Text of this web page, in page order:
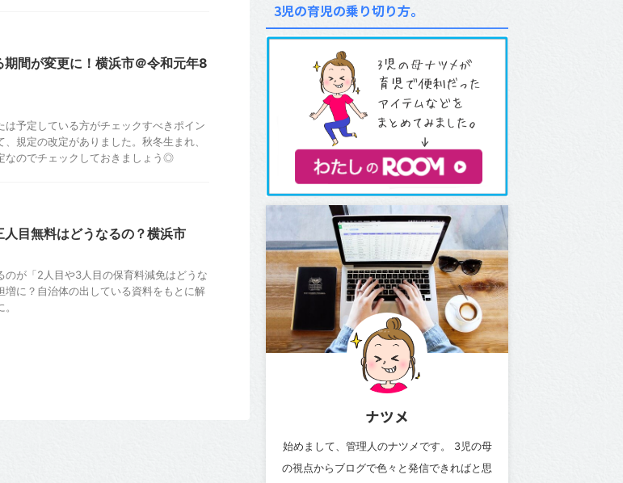
間が変更に！横浜市＠令和元年8
予定している方がチェックすべきポイン
規定の改定がありました。秋冬生まれ、
なのでチェックしておきましょう◎
目無料はどうなるの？横浜市
が「2人目や3人目の保育料減免はどうな
に？自治体の出している資料をもとに解
3児の育児の乗り切り方。
ナツメ
始めまして、管理人のナツメです。 3児の母
の視点からブログで色々と発信できればと思